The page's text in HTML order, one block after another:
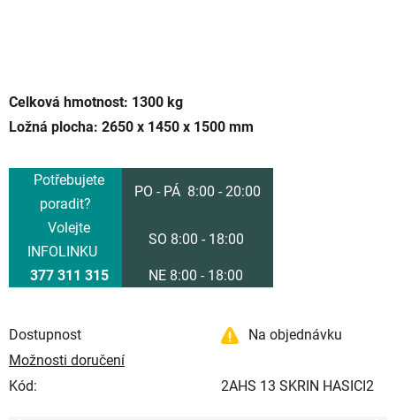
Celková hmotnost: 1300 kg
Ložná plocha: 2650 x 1450 x 1500 mm
Potřebujete
poradit?
PO - PÁ 8:00 - 20:00
Volejte
INFOLINKU
SO 8:00 - 18:00
377 311 315 NE 8:00 - 18:00
Dostupnost
Na objednávku
Možnosti doručení
Kód:
2AHS 13 SKRIN HASICI2